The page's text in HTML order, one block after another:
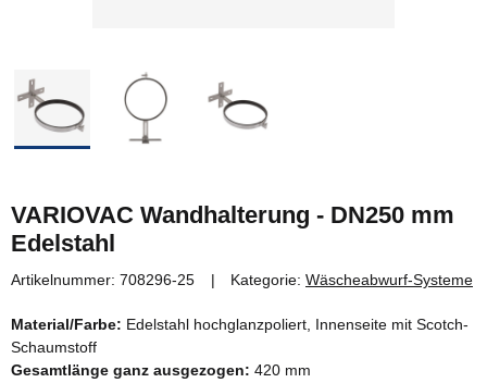
VARIOVAC Wandhalterung - DN250 mm
Edelstahl
Artikelnummer: 708296-25 Kategorie: Wäscheabwurf-Systeme
Material/Farbe: Edelstahl hochglanzpoliert, Innenseite mit Scotch-
Schaumstoff
Gesamtlänge ganz ausgezogen: 420 mm